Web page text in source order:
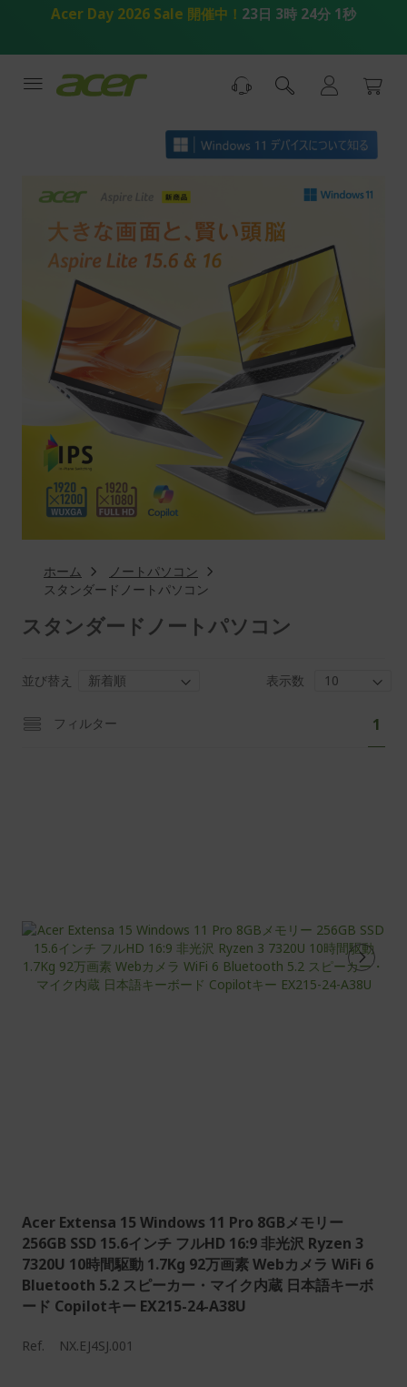
Acer Day 2026 Sale 開催中！ 23日 3時 24分 0秒
ホーム
ノートパソコン
スタンダードノートパソコン
スタンダードノートパソコン
並び替え 表示数
フィルター
ジ
あ
な
読
ん
1
Acer Extensa 15 Windows 11 Pro 8GBメモリー
256GB SSD 15.6インチ フルHD 16:9 非光沢 Ryzen 3
7320U 10時間駆動 1.7Kg 92万画素 Webカメラ WiFi 6
Bluetooth 5.2 スピーカー・マイク内蔵 日本語キーボ
ード Copilotキー EX215-24-A38U
Ref. NX.EJ4SJ.001